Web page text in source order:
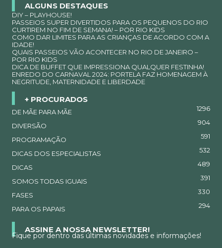
ALGUNS DESTAQUES
DIY – PLAYHOUSE!
PASSEIOS SUPER DIVERTIDOS PARA OS PEQUENOS DO RIO
CURTIREM NO FIM DE SEMANA! – POR RIO KIDS
COMO DAR LIMITES PARA AS CRIANÇAS DE ACORDO COM A
IDADE!
QUAIS PASSEIOS VÃO ACONTECER NO RIO DE JANEIRO –
POR RIO KIDS
DICA DE BUFFET QUE IMPRESSIONA QUALQUER FESTINHA!
ENREDO DO CARNAVAL 2024: PORTELA FAZ HOMENAGEM À
NEGRITUDE, MATERNIDADE E LIBERDADE
+ PROCURADOS
DE MÃE PARA MÃE 1296
DIVERSÃO 904
PROGRAMAÇÃO 591
DICAS DOS ESPECIALISTAS 532
DICAS 489
SOMOS TODAS IGUAIS 391
FASES 330
PARA OS PAPAIS 294
ASSINE A NOSSA NEWSLETTER!
Fique por dentro das últimas novidades e informações!